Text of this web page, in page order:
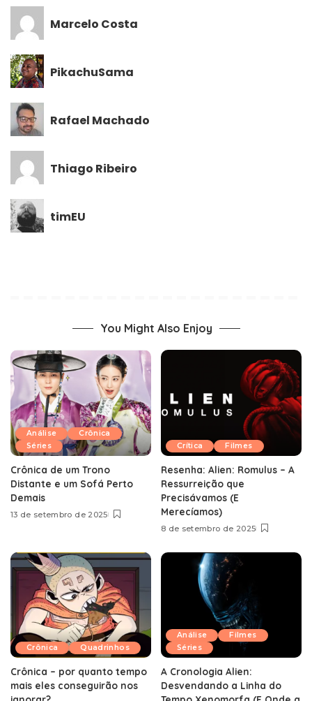
Marcelo Costa
PikachuSama
Rafael Machado
Thiago Ribeiro
timEU
You Might Also Enjoy
Análise
Crônica
Séries
Crônica de um Trono
Distante e um Sofá Perto
Demais
13 de setembro de 2025
Crítica Filmes
Resenha: Alien: Romulus – A
Ressurreição que
Precisávamos (E
Merecíamos)
8 de setembro de 2025
Crônica Quadrinhos
Crônica – por quanto tempo
mais eles conseguirão nos
Análise
Filmes
Séries
A Cronologia Alien:
Desvendando a Linha do